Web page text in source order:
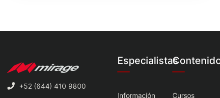
+52 (644) 410 9800
Especialistas
Información Cursos